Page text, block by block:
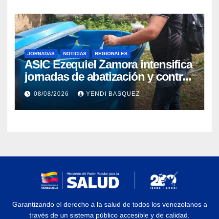
JORNADAS NOTICIAS REGIONALES
ASIC Ezequiel Zamora intensifica
jornadas de abatización y control
de vectores en comunidades del
Guárico
08/08/2026 YENDI BASQUEZ
Garantizando el derecho a la salud de todos los venezolanos a
través de un sistema público accesible y de calidad.